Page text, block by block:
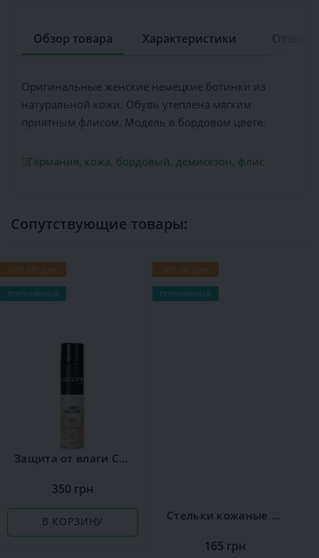
Обзор товара Характеристики
Оригинальные женские немецкие ботинки из
натуральной кожи. Обувь утеплена мягким
приятным флисом. Модель в бордовом цвете.
Германия, кожа, бордовый, демисезон, флис
Сопутствующие товары:
ХИТ ПРОДАЖ
ПОПУЛЯРНЫЙ
Защита от влаги Сoccine
350 грн
В КОРЗИНУ
ХИТ ПРОДАЖ
ПОПУЛЯРНЫЙ
Стельки кожаные Coccine Leather on Latex
165 грн